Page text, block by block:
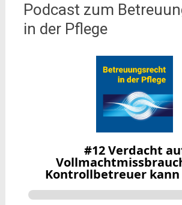
Podcast zum
in der Pflege